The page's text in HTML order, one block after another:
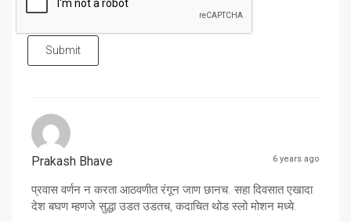
Submit
Prakash Bhave 6 years ago
प्रवास वर्णन न करता आठवणीत रंगून जाण छानच. सहा दिवसात एखादा
देश बघण म्हणजे सुद्धा उडत उडतच, कदाचित थोड स्लो मोशन मध्ये.